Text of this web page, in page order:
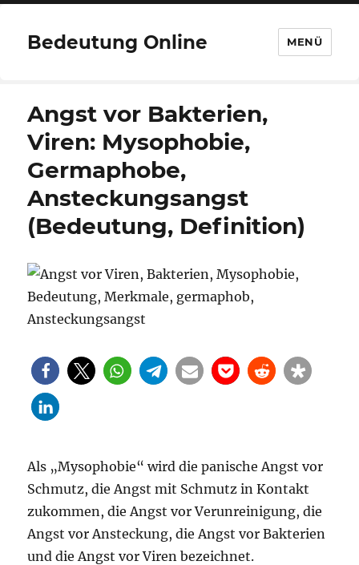
Bedeutung Online MENÜ
Angst vor Bakterien,
Viren: Mysophobie,
Germaphobe,
Ansteckungsangst
(Bedeutung, Definition)
Als „Mysophobie“ wird die panische Angst vor
Schmutz, die Angst mit Schmutz in Kontakt
zukommen, die Angst vor Verunreinigung, die
Angst vor Ansteckung, die Angst vor Bakterien
und die Angst vor Viren bezeichnet.